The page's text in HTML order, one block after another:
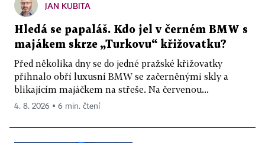
JAN KUBITA
Hledá se papaláš. Kdo jel v černém BMW s
majákem skrze „Turkovu“ křižovatku?
Před několika dny se do jedné pražské křižovatky
přihnalo obří luxusní BMW se začerněnými skly a
blikajícím majáčkem na střeše. Na červenou...
4. 8. 2026 ▪ 6 min. čtení